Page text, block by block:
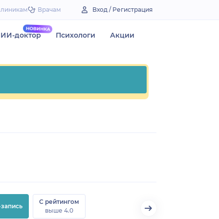
Врачам Вход / Регистрация
ИИ-доктор Психологи Акции
С рейтингом
выше 4.0